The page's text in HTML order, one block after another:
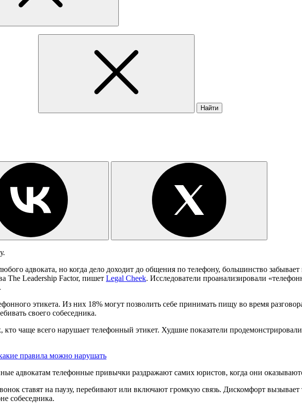
Найти
адвоката, но когда дело доходит до общения по телефону, большинство
The Leadership Factor, пишет Legal Cheek. Исследователи проанализировали
этикета. Из них 18% могут позволить себе принимать пищу во время
своего собеседника.
кто чаще всего нарушает телефонный этикет. Худшие показатели
правила можно нарушать
адвокатам телефонные привычки раздражают самих юристов, когда они
ставят на паузу, перебивают или включают громкую связь. Дискомфорт вызывает
собеседника.